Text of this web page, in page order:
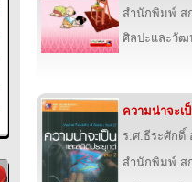
สำนักพิมพ์ ส
ศิลปะและวัฒ
ความน่าจะเ
ร.ศ.ธีระศักดิ์
สำนักพิมพ์ ส